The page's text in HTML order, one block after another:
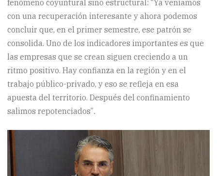
fenómeno coyuntural sino estructural: “Ya veníamos
con una recuperación interesante y ahora podemos
concluir que, en el primer semestre, ese patrón se
consolida. Uno de los indicadores importantes es que
las empresas que se crean siguen creciendo a un
ritmo positivo. Hay confianza en la región y en el
trabajo público-privado, y eso se refleja en esa
apuesta del territorio. Después del confinamiento
salimos repotenciados”.